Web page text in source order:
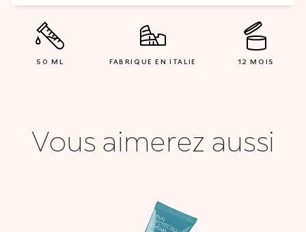
50 ML FABRIQUE EN ITALIE 12 MOIS
Vous aimerez aussi